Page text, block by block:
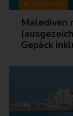
FLUGTICKETS
Malediven
Gepäck